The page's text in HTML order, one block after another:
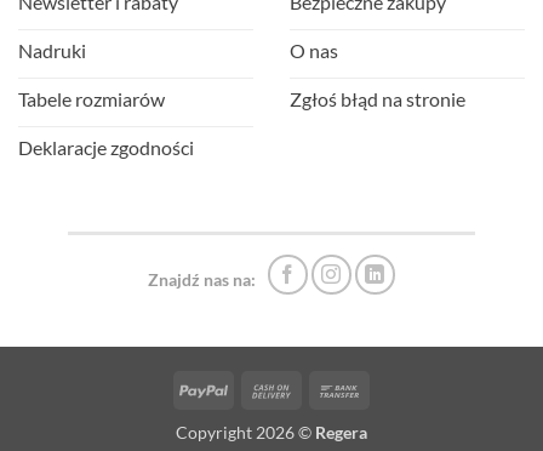
Nadruki
Tabele rozmiarów
Deklaracje zgodności
O nas
Zgłoś błąd na stronie
Znajdź nas na:
PayPal
Cash
Delivery
Copyright 2026 © Regera